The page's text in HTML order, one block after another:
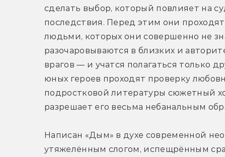
сделать выбор, который повлияет на
последствия. Перед этим они
людьми, которых они совершенно не
разочаровываются в близких и
врагов — и учатся полагаться только
юных героев проходят проверку
подростковой литературы сюжетный
разрешает его весьма небанальным
Написан «Дым» в духе современной
утяжелённым слогом, испещрённым